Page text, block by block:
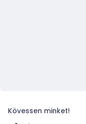
Kövessen minket!